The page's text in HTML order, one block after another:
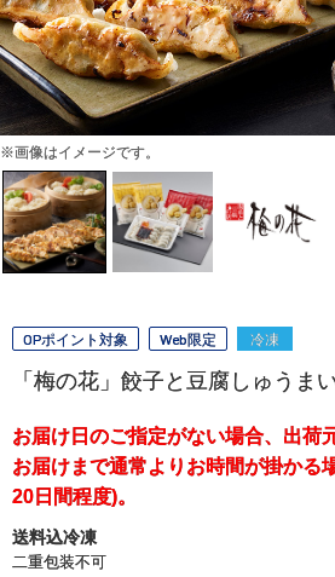
※画像はイメージです。
OPポイント対象 Web限定 冷凍
「梅の花」餃子と豆腐しゅうま
お届け日のご指定がない場合、出荷
お届けまで通常よりお時間が掛かる
20日間程度)。
送料込冷凍
二重包装不可